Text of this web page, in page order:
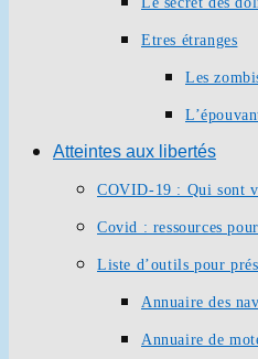
Etres étranges
Les
Atteintes aux libertés
COVID-19 : Qui sont
Covid : ressources
Liste d’outils pour
Annuaire des
Annuaire de